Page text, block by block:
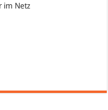
im Netz